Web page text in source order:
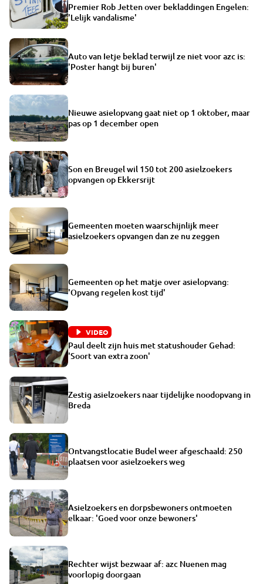
Premier Rob Jetten over bekladdingen Engelen:
'Lelijk vandalisme'
Auto van Ietje beklad terwijl ze niet voor azc is:
'Poster hangt bij buren'
Nieuwe asielopvang gaat niet op 1 oktober, maar
pas op 1 december open
Son en Breugel wil 150 tot 200 asielzoekers
opvangen op Ekkersrijt
Gemeenten moeten waarschijnlijk meer
asielzoekers opvangen dan ze nu zeggen
Gemeenten op het matje over asielopvang:
'Opvang regelen kost tijd'
VIDEO
Paul deelt zijn huis met statushouder Gehad:
'Soort van extra zoon'
Zestig asielzoekers naar tijdelijke noodopvang in
Breda
Ontvangstlocatie Budel weer afgeschaald: 250
plaatsen voor asielzoekers weg
Asielzoekers en dorpsbewoners ontmoeten
elkaar: 'Goed voor onze bewoners'
Rechter wijst bezwaar af: azc Nuenen mag
voorlopig doorgaan